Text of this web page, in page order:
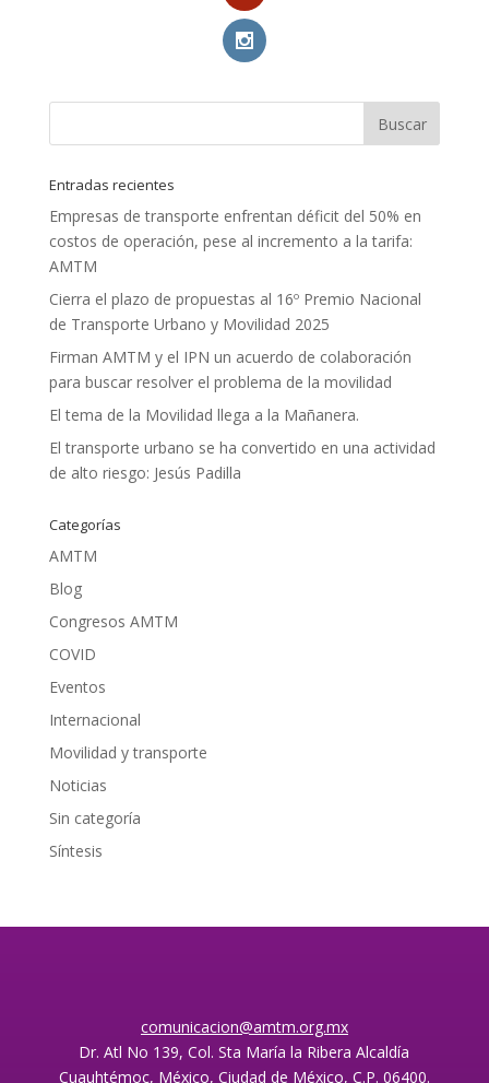
Entradas recientes
Empresas de transporte enfrentan déficit del 50% en
costos de operación, pese al incremento a la tarifa:
AMTM
Cierra el plazo de propuestas al 16º Premio Nacional
de Transporte Urbano y Movilidad 2025
Firman AMTM y el IPN un acuerdo de colaboración
para buscar resolver el problema de la movilidad
El tema de la Movilidad llega a la Mañanera.
El transporte urbano se ha convertido en una actividad
de alto riesgo: Jesús Padilla
Categorías
AMTM
Blog
Congresos AMTM
COVID
Eventos
Internacional
Movilidad y transporte
Noticias
Sin categoría
Síntesis
comunicacion@amtm.org.mx
Dr. Atl No 139, Col. Sta María la Ribera Alcaldía
Cuauhtémoc, México, Ciudad de México, C.P. 06400.